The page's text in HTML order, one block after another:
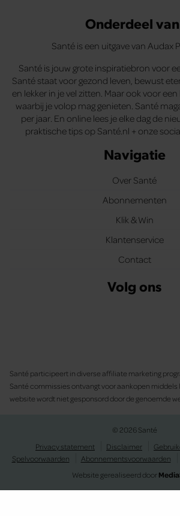
Onderdeel
Santé is een uitgave van Audax
Santé is jouw grote inspiratiebron voor
Santé staat voor gezond leven, bewust
en lekker in je vel zitten. Maar ook voor een
waarbij je volop mag genieten. Santé
per jaar. En online lees je elke dag de
praktische tips op Santé.nl + onze
Navigatie
Over Santé
Abonnementen
Klik & Win
Klantenservice
Contact
Volg ons
Santé participeert in diverse affiliate marketing
Santé commissies ontvangt voor aankopen middels
website wordt niet gesponsord door de genoemde
© 2026 Santé
Privacy statement
Disclaimer
Spelvoorwaarden
Abonnementsvoorwaarden
Website gerealiseerd door